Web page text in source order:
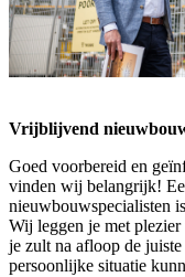
Vrijblijvend
Goed voorbereid en
vinden wij belangrijk!
nieuwbouwspecialisten
Wij leggen je met
je zult na afloop de
persoonlijke situatie